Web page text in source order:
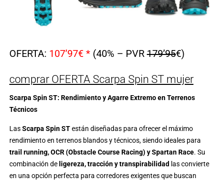
OFERTA: 107’97€ *(40% – PVR 179’95€)
comprar OFERTA Scarpa Spin ST mujer
Scarpa Spin ST: Rendimiento y Agarre Extremo en Terrenos
Técnicos
LasScarpa Spin STestán diseñadas para ofrecer el máximo
rendimiento en terrenos blandos y técnicos, siendo ideales para
trail running, OCR (Obstacle Course Racing) y Spartan Race. Su
combinación de ligereza, tracción y transpirabilidad las convierte
en una opción perfecta para corredores exigentes que buscan